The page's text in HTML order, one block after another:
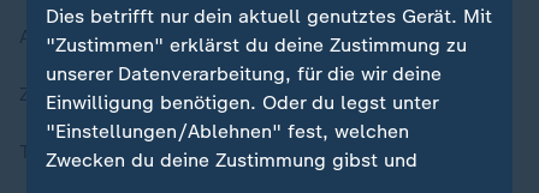
Aktuelle Sendungs-Videos
ZDFheute Stories
Themen im Überblick
Dies betrifft nur dein aktuell genutztes Gerät. Mit
"Zustimmen" erklärst du deine Zustimmung zu
unserer Datenverarbeitung, für die wir deine
Einwilligung benötigen. Oder du legst unter
"Einstellungen/Ablehnen" fest, welchen
Zwecken du deine Zustimmung gibst und